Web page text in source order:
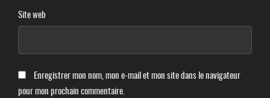
Site web
Enregistrer mon nom, mon e-mail et mon site dans le navigateur
pour mon prochain commentaire.